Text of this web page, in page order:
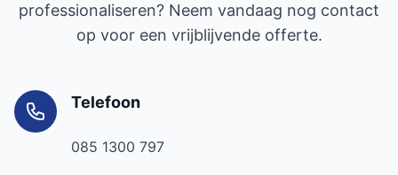
professionaliseren? Neem vandaag nog contact
op voor een vrijblijvende offerte.
Telefoon
085 1300 797